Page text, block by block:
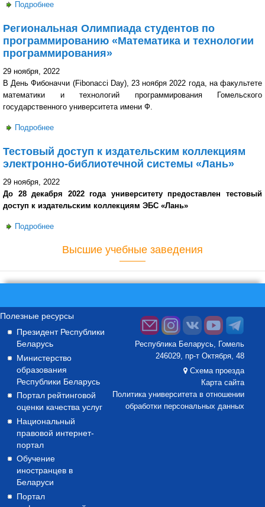
Подробнее
Республиканской студенческой лиги 2022/2023
Региональная Олимпиада студентов по
программированию «Математика и технологии
программирования»
29 ноября, 2022
В День Фибоначчи (Fibonacci Day), 23 ноября 2022 года, на факультете
математики и технологий программирования Гомельского
государственного университета имени Ф.
Подробнее
программирования»
Тестовый доступ к издательским коллекциям
электронно-библиотечной системы «Лань»
29 ноября, 2022
До 28 декабря 2022 года университету предоставлен тестовый
доступ к издательским коллекциям ЭБС «Лань»
Подробнее
Высшие учебные заведения
Полезные ресурсы
Президент Республики
Беларусь
Министерство
образования
Республики Беларусь
Портал рейтинговой
оценки качества услуг
Национальный
правовой интернет-
портал
Обучение
иностранцев в
Беларуси
Портал
Республика Беларусь, Гомель
246029, пр-т Октября, 48
Схема проезда
Карта сайта
Политика университета в отношении
обработки персональных данных